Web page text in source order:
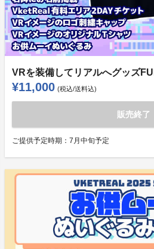
VRを装備してリアルへグッズ
¥11,000 (税込/送料込)
販売終了
ご提供予定時期： 7月中旬予定